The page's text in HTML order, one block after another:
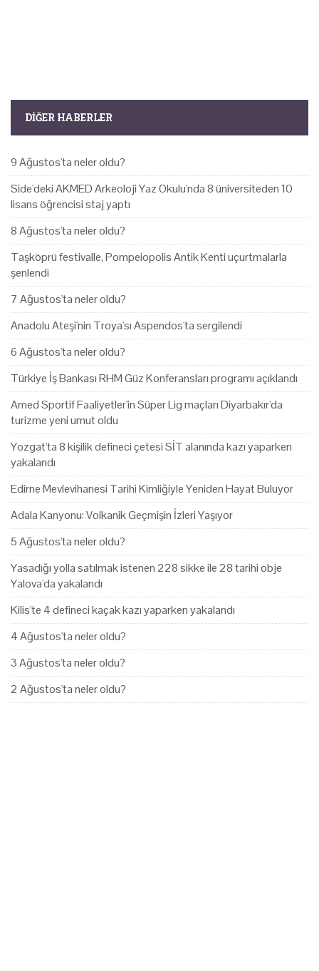
DIĞER HABERLER
9 Ağustos'ta neler oldu?
Side'deki AKMED Arkeoloji Yaz Okulu'nda 8 üniversiteden 10
lisans öğrencisi staj yaptı
8 Ağustos'ta neler oldu?
Taşköprü festivalle, Pompeiopolis Antik Kenti uçurtmalarla
şenlendi
7 Ağustos'ta neler oldu?
Anadolu Ateşi'nin Troya'sı Aspendos'ta sergilendi
6 Ağustos'ta neler oldu?
Türkiye İş Bankası RHM Güz Konferansları programı açıklandı
Amed Sportif Faaliyetler'in Süper Lig maçları Diyarbakır'da
turizme yeni umut oldu
Yozgat'ta 8 kişilik defineci çetesi SİT alanında kazı yaparken
yakalandı
Edirne Mevlevihanesi Tarihi Kimliğiyle Yeniden Hayat Buluyor
Adala Kanyonu: Volkanik Geçmişin İzleri Yaşıyor
5 Ağustos'ta neler oldu?
Yasadığı yolla satılmak istenen 228 sikke ile 28 tarihi obje
Yalova'da yakalandı
Kilis'te 4 defineci kaçak kazı yaparken yakalandı
4 Ağustos'ta neler oldu?
3 Ağustos'ta neler oldu?
2 Ağustos'ta neler oldu?